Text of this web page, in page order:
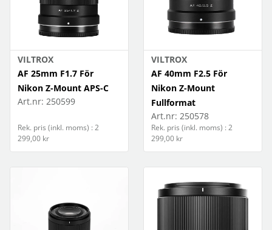
VILTROX
AF 25mm F1.7 För
Nikon Z-Mount APS-C
Art.nr: 250599
Rek. pris (inkl. moms) : 2
299,00 kr
VILTROX
AF 40mm F2.5 För
Nikon Z-Mount
Fullformat
Art.nr: 250578
Rek. pris (inkl. moms) : 2
299,00 kr